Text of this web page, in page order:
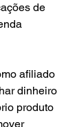
de
afiliado
dinheiro
produto